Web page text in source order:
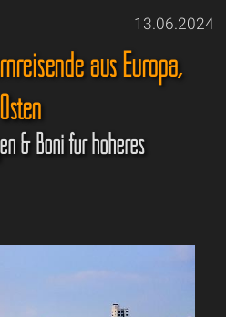
13.06.2024
aus Europa,
& Boni für höheres